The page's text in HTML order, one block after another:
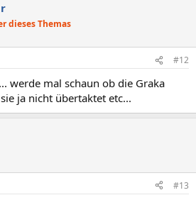
dieses Themas
#12
werde mal schaun ob die Graka
ja nicht übertaktet etc...
#13